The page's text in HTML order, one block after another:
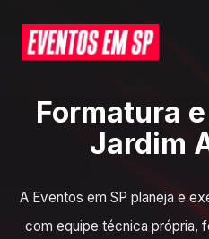
Formatura
Jardim
A Eventos em SP planeja e
com equipe técnica própria,